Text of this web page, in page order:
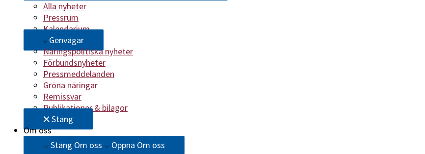
Alla nyheter
Pressrum
Kalendarium
Genvägar
Näringspolitiska nyheter
Förbundsnyheter
Pressmeddelanden
Gröna näringar
Remissvar
Publikationer & bilagor
Stäng
Om oss
Stäng Om oss
Öppna Om oss